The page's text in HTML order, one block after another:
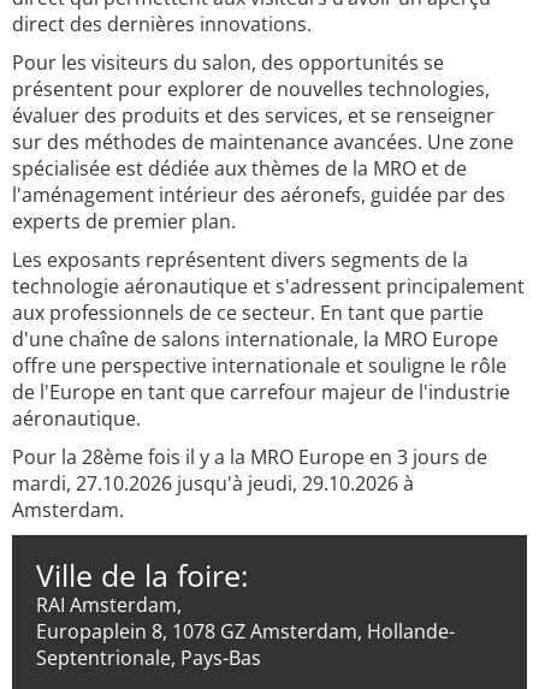
direct des dernières innovations.
Pour les visiteurs du salon, des opportunités se
présentent pour explorer de nouvelles technologies,
évaluer des produits et des services, et se renseigner
sur des méthodes de maintenance avancées. Une zone
spécialisée est dédiée aux thèmes de la MRO et de
l'aménagement intérieur des aéronefs, guidée par des
experts de premier plan.
Les exposants représentent divers segments de la
technologie aéronautique et s'adressent principalement
aux professionnels de ce secteur. En tant que partie
d'une chaîne de salons internationale, la MRO Europe
offre une perspective internationale et souligne le rôle
de l'Europe en tant que carrefour majeur de l'industrie
aéronautique.
Pour la 28ème fois il y a la MRO Europe en 3 jours de
mardi, 27.10.2026 jusqu'à jeudi, 29.10.2026 à
Amsterdam.
Ville de la foire:
RAI Amsterdam,
Europaplein 8, 1078 GZ Amsterdam, Hollande-
Septentrionale, Pays-Bas